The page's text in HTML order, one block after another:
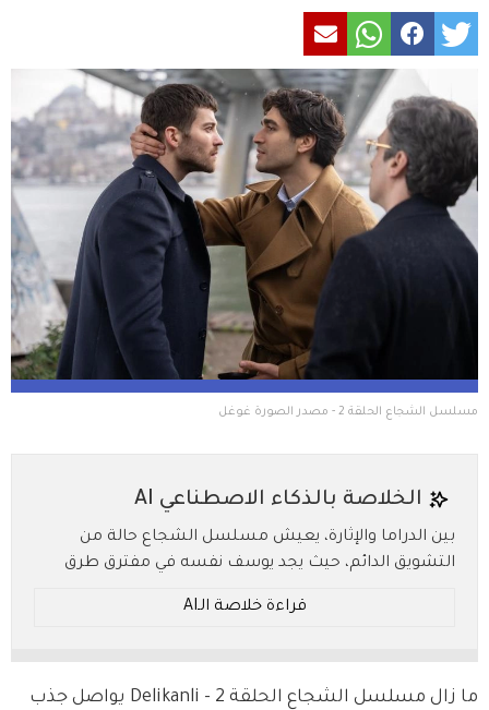
مسلسل الشجاع الحلقة 2 - مصدر الصورة غوغل
الخلاصة بالذكاء الاصطناعي AI
بين الدراما والإثارة، يعيش مسلسل الشجاع حالة من
التشويق الدائم، حيث يجد يوسف نفسه في مفترق طرق
سيعيد ترتيب أولوياته، وما الأسرار التي ستنكشف لاحقاً؟
* ملخص بالـ AI.. يُرجى الرجوع إلى النص الأصلي للتفاصيل.
قراءة خلاصة الـAI
ما زال مسلسل الشجاع الحلقة 2 - Delikanli يواصل جذب